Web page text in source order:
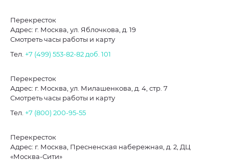
Перекресток
Адрес: г. Москва, ул. Яблочкова, д. 19
Смотреть часы работы и карту
Тел. +7 (499) 553-82-82 доб. 101
Перекресток
Адрес: г. Москва, ул. Милашенкова, д. 4, стр. 7
Смотреть часы работы и карту
Тел. +7 (800) 200-95-55
Перекресток
Адрес: г. Москва, Пресненская набережная, д. 2, ДЦ
«Москва-Сити»